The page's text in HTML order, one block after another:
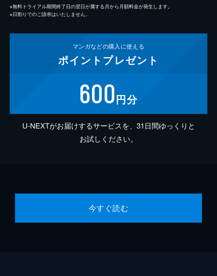
※無料トライアル期間終了日の翌日が属する月から月額料金が発生します。
※日割りでのご請求はいたしません。
マンガなどの購入に使える
ポイント プレゼント
600円分
U-NEXTがお届けするサービスを、31日間ゆっくりと
お試しください。
今すぐ読む